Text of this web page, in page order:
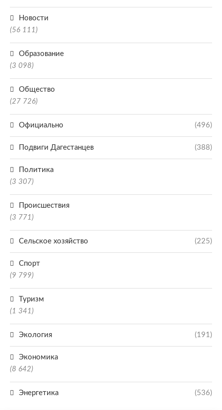
Новости
(56 111)
Образование
(3 098)
Общество
(27 726)
Официально (496)
Подвиги Дагестанцев (388)
Политика
(3 307)
Происшествия
(3 771)
Сельское хозяйство (225)
Спорт
(9 799)
Туризм
(1 341)
Экология (191)
Экономика
(8 642)
Энергетика (536)